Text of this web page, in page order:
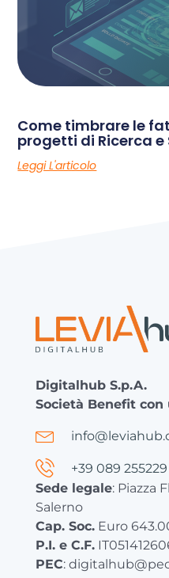
Come timbrare le
progetti di Ricerca e
Leggi L'articolo
Digitalhub S.p.A.
Società Benefit con
+39 089 255229
Sede legale: Piazza
Salerno
Cap. Soc. Euro
P.I. e C.F.
PEC: